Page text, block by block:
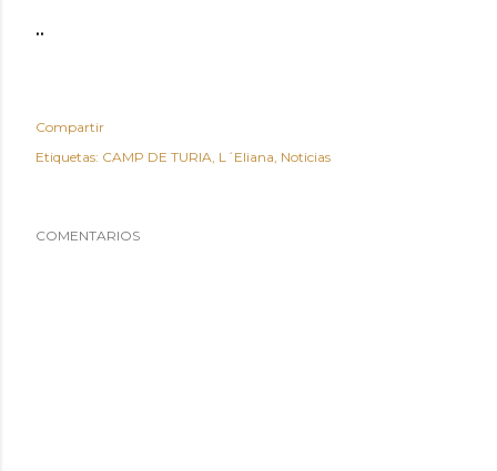
..
Compartir
Etiquetas: CAMP DE TURIA L´Eliana Noticias
COMENTARIOS